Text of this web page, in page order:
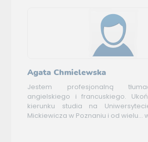
Agata Chmielewska
Jestem profesjonalną
angielskiego i francuskiego.
kierunku studia na
Mickiewicza w Poznaniu i od wielu...